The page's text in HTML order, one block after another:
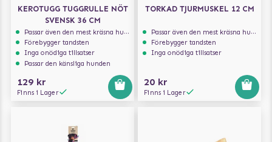
KEROTUGG TUGGRULLE NÖT
SVENSK 36 CM
Passar även den mest kräsna hunden
Förebygger tandsten
Inga onödiga tillsatser
Passar den känsliga hunden
129 kr
Finns i Lager
TORKAD TJURMUSKEL 12 CM
Passar även den mest kräsna hunden
Förebygger tandsten
Inga onödiga tillsatser
20 kr
Finns i Lager